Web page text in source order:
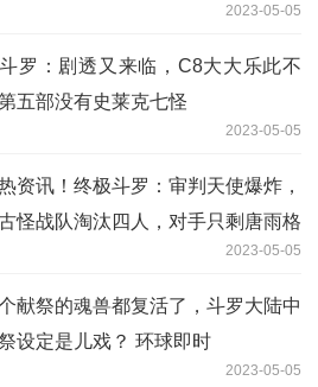
2023-05-05
罗：剧透又来临，C8大大乐此不
五部没有史莱克七怪
2023-05-05
资讯！终极斗罗：审判天使爆炸，
怪战队淘汰四人，对手只剩唐雨格
2023-05-05
献祭的魂兽都复活了，斗罗大陆中
设定是儿戏？ 环球即时
2023-05-05